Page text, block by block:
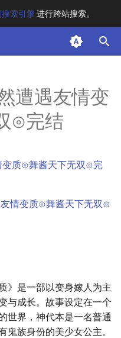
索引擎进行跨站搜索。
遭遇友情变
⊙完结
变质⊙舞酱天下无双⊙完
情变质⊙舞酱天下无双⊙
》是一部以变身嫁人为主
与成长。故事设定在一个
世界，神代本是一名普通
鬼族身份的美少女公主。